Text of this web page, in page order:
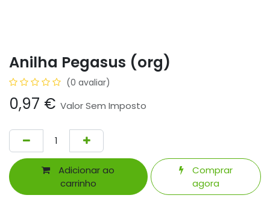
Anilha Pegasus (org)
(0 avaliar)
0,97 € Valor Sem Imposto
Adicionar ao
carrinho
Comprar
agora